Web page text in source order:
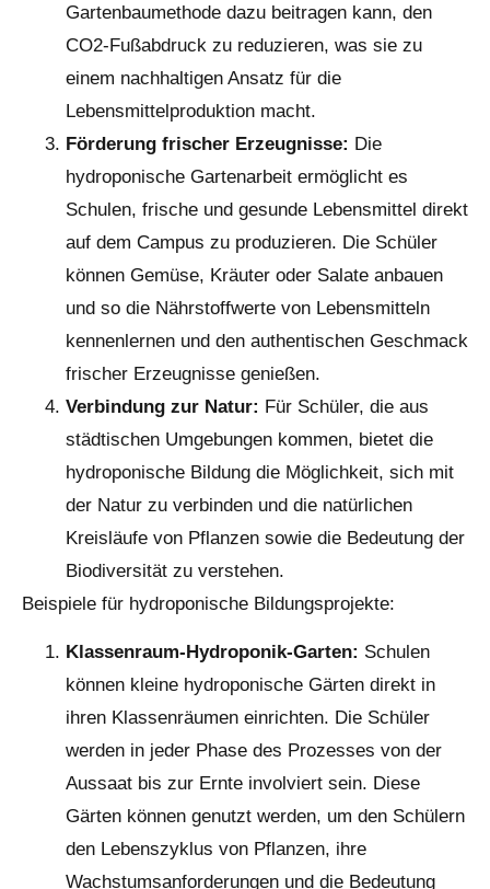
Gartenbaumethode dazu beitragen kann, den
CO2-Fußabdruck zu reduzieren, was sie zu
einem nachhaltigen Ansatz für die
Lebensmittelproduktion macht.
Förderung frischer Erzeugnisse: Die
hydroponische Gartenarbeit ermöglicht es
Schulen, frische und gesunde Lebensmittel direkt
auf dem Campus zu produzieren. Die Schüler
können Gemüse, Kräuter oder Salate anbauen
und so die Nährstoffwerte von Lebensmitteln
kennenlernen und den authentischen Geschmack
frischer Erzeugnisse genießen.
Verbindung zur Natur: Für Schüler, die aus
städtischen Umgebungen kommen, bietet die
hydroponische Bildung die Möglichkeit, sich mit
der Natur zu verbinden und die natürlichen
Kreisläufe von Pflanzen sowie die Bedeutung der
Biodiversität zu verstehen.
Beispiele für hydroponische Bildungsprojekte:
Klassenraum-Hydroponik-Garten: Schulen
können kleine hydroponische Gärten direkt in
ihren Klassenräumen einrichten. Die Schüler
werden in jeder Phase des Prozesses von der
Aussaat bis zur Ernte involviert sein. Diese
Gärten können genutzt werden, um den Schülern
den Lebenszyklus von Pflanzen, ihre
Wachstumsanforderungen und die Bedeutung